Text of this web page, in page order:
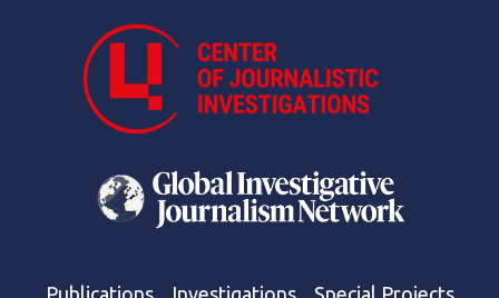
Publications Investigations Special Projects